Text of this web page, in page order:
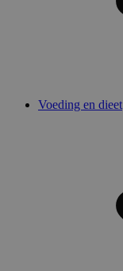
Voeding en dieet